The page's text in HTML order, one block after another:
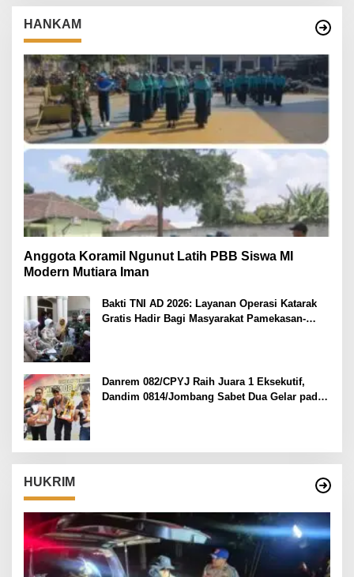
HANKAM
Anggota Koramil Ngunut Latih PBB Siswa MI
Modern Mutiara Iman
Bakti TNI AD 2026: Layanan Operasi Katarak
Gratis Hadir Bagi Masyarakat Pamekasan-
Danrem 082/CPYJ Raih Juara 1 Eksekutif,
Dandim 0814/Jombang Sabet Dua Gelar pada
HUKRIM